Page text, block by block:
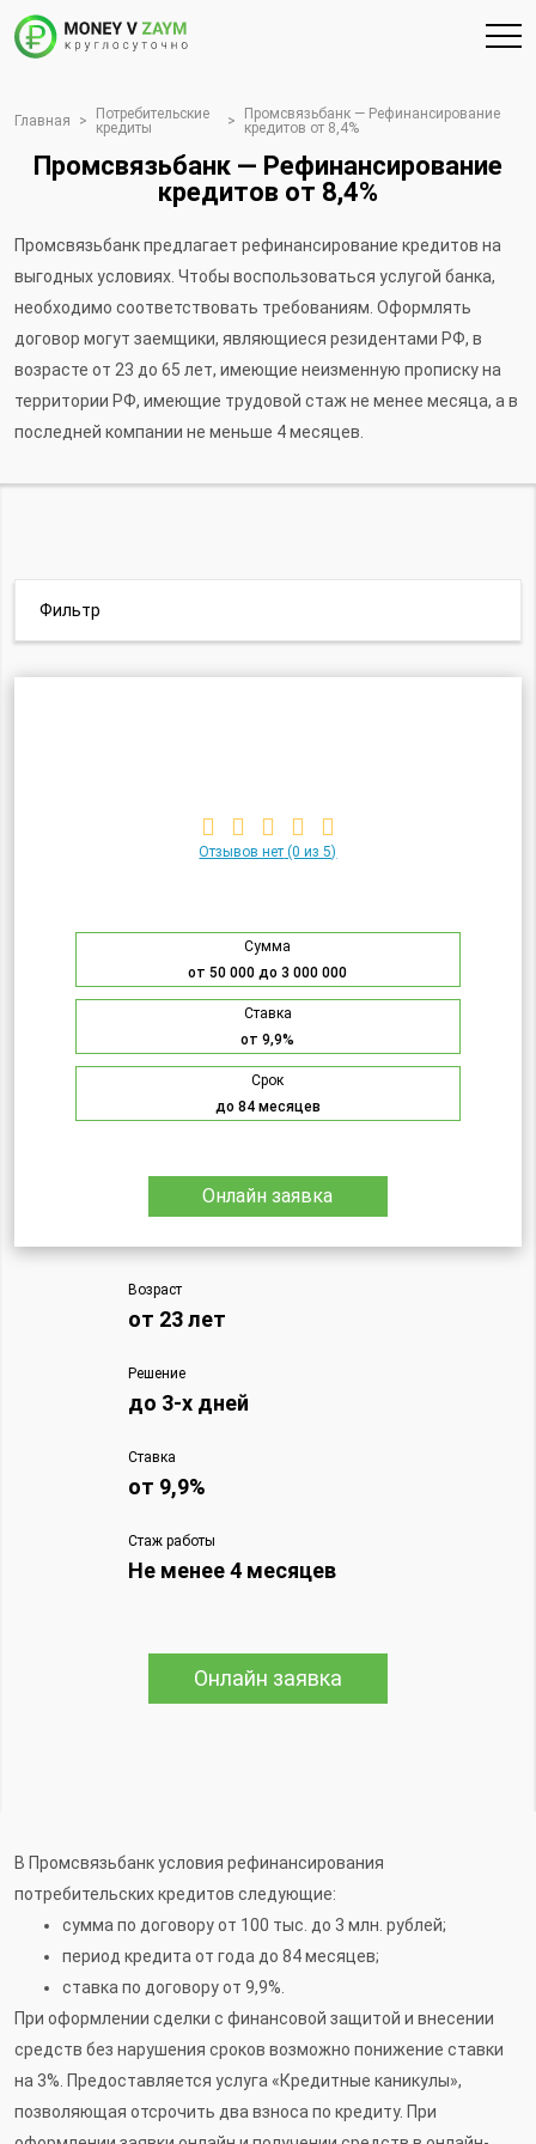
Главная >
Потребительские
кредиты
>
Промсвязьбанк — Рефинансирование
кредитов от 8,4%
Промсвязьбанк — Рефинансирование
кредитов от 8,4%
Промсвязьбанк предлагает рефинансирование кредитов на
выгодных условиях. Чтобы воспользоваться услугой банка,
необходимо соответствовать требованиям. Оформлять
договор могут заемщики, являющиеся резидентами РФ, в
возрасте от 23 до 65 лет, имеющие неизменную прописку на
территории РФ, имеющие трудовой стаж не менее месяца, а в
последней компании не меньше 4 месяцев.
Фильтр
Отзывов нет (0 из 5)
Сумма
от 50 000 до 3 000 000
Ставка
от 9,9%
Срок
до 84 месяцев
Онлайн заявка
Возраст
от 23 лет
Решение
до 3-х дней
Ставка
от 9,9%
Стаж работы
Не менее 4 месяцев
Онлайн заявка
В Промсвязьбанк условия рефинансирования
потребительских кредитов следующие:
сумма по договору от 100 тыс. до 3 млн. рублей;
период кредита от года до 84 месяцев;
ставка по договору от 9,9%.
При оформлении сделки с финансовой защитой и внесении
средств без нарушения сроков возможно понижение ставки
на 3%. Предоставляется услуга «Кредитные каникулы»,
позволяющая отсрочить два взноса по кредиту. При